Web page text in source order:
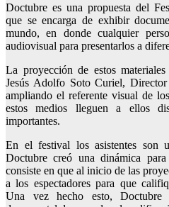
Doctubre es una propuesta del
que se encarga de exhibir
mundo, en donde cualquier
audiovisual para presentarlos a
La proyección de estos
Jesús Adolfo Soto Curiel,
ampliando el referente visual de
estos medios lleguen a ellos
importantes.
En el festival los asistentes son
Doctubre creó una dinámica
consiste en que al inicio de las
a los espectadores para que
Una vez hecho esto,